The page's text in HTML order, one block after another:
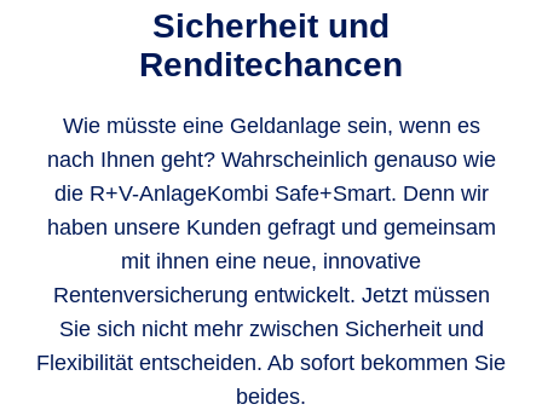
Sicherheit und
Renditechancen
Wie müsste eine Geldanlage sein, wenn es
nach Ihnen geht? Wahrscheinlich genauso wie
die R+V-AnlageKombi Safe+Smart. Denn wir
haben unsere Kunden gefragt und gemeinsam
mit ihnen eine neue, innovative
Rentenversicherung entwickelt. Jetzt müssen
Sie sich nicht mehr zwischen Sicherheit und
Flexibilität entscheiden. Ab sofort bekommen Sie
beides.